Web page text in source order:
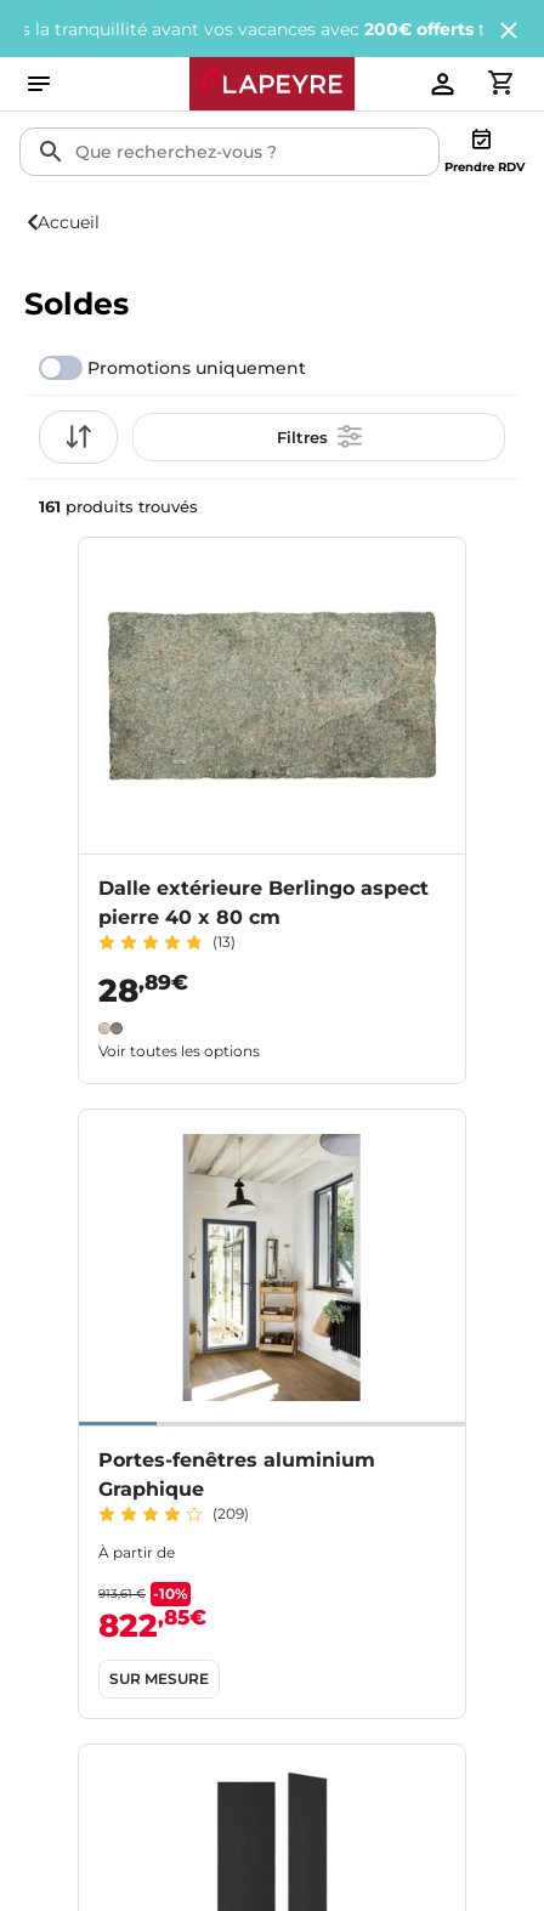
vos vacances avec200€ offertstous les 1 000€ d'achats.
Prendre RDV
Accueil
Soldes
Promotions uniquement
Filtres
161 produits trouvés
Dalle extérieure Berlingo aspect
pierre 40 x 80 cm
(13)
28,89€
Voir toutes les options
Portes-fenêtres aluminium
Graphique
(209)
À partir de
913,61 € -10%
822,85€
SUR MESURE